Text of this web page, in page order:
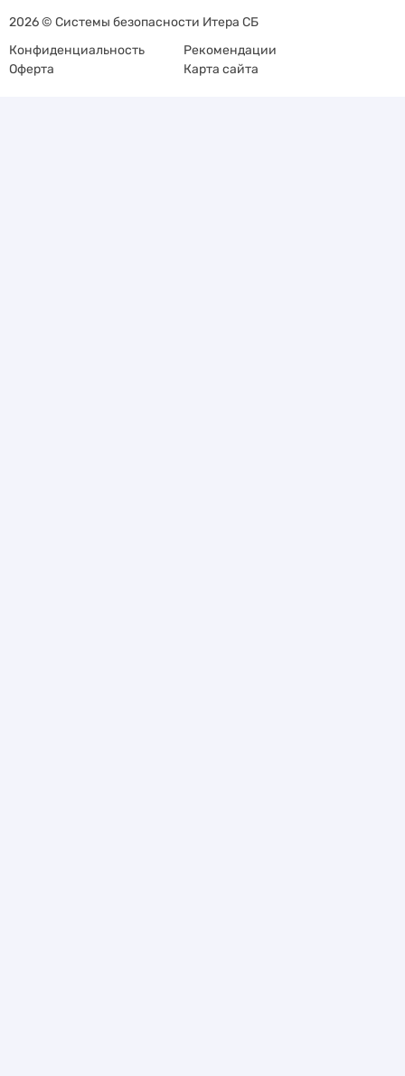
2026 © Системы безопасности Итера СБ
Конфиденциальность
Рекомендации
Оферта
Карта сайта